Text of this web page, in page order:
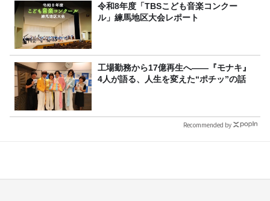
令和8年度「TBSこども音楽コンクー
ル」練馬地区大会レポート
工場勤務から17億再生へ——『モナキ』
4人が語る、人生を変えた“ポチッ”の話
Recommended by